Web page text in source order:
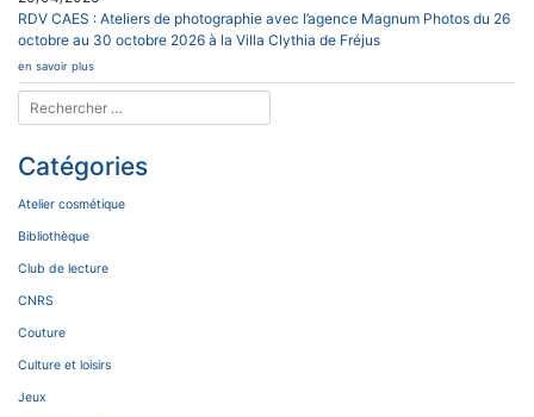
RDV CAES : Ateliers de photographie avec l’agence Magnum Photos du 26
octobre au 30 octobre 2026 à la Villa Clythia de Fréjus
en savoir plus
Catégories
Atelier cosmétique
Bibliothèque
Club de lecture
CNRS
Couture
Culture et loisirs
Jeux